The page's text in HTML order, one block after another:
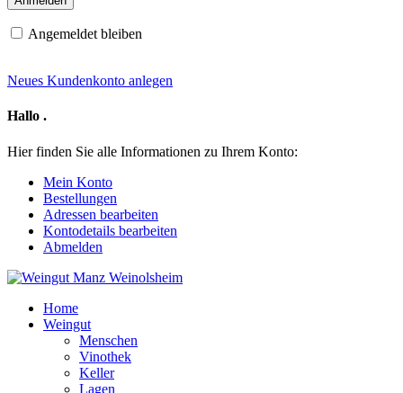
Angemeldet bleiben
Neues Kundenkonto anlegen
Hallo .
Hier finden Sie alle Informationen zu Ihrem Konto:
Mein Konto
Bestellungen
Adressen bearbeiten
Kontodetails bearbeiten
Abmelden
Home
Weingut
Menschen
Vinothek
Keller
Lagen